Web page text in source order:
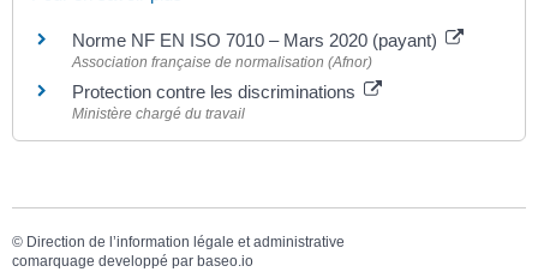
Norme NF EN ISO 7010 – Mars 2020 (payant)
Association française de normalisation (Afnor)
Protection contre les discriminations
Ministère chargé du travail
© Direction de l’information légale et administrative
comarquage developpé par baseo.io